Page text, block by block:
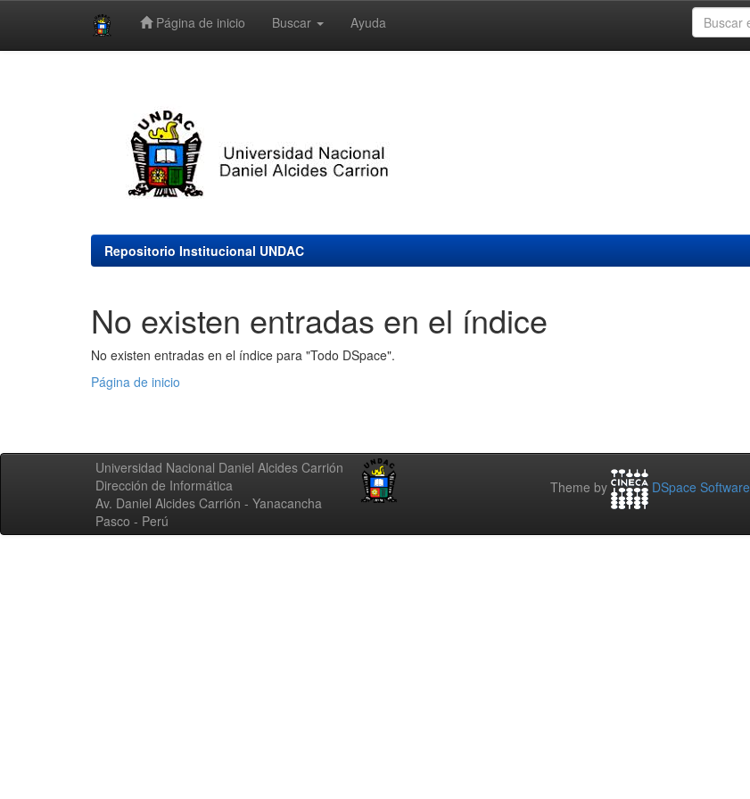
Página de inicio Buscar Ayuda
Repositorio Institucional UNDAC
No existen entradas en el índice
No existen entradas en el índice para "Todo DSpace".
Página de inicio
Universidad Nacional Daniel Alcides Carrión
Dirección de Informática
Av. Daniel Alcides Carrión - Yanacancha
Pasco - Perú
Theme by DSpace Software